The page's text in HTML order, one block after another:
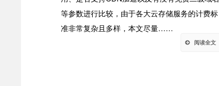
等参数进行比较，由于各大云存储服务的计费标
准非常复杂且多样，本文尽量……
阅读全文